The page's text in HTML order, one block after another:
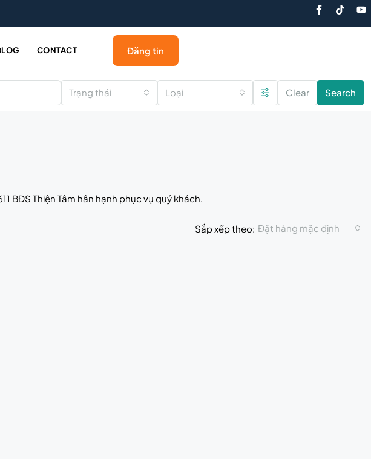
CONTACT Đăng tin
Trạng thái Loại Clear Search
BĐS Thiện Tâm hân hạnh phục vụ quý khách.
Sắp xếp theo: Đặt hàng mặc định